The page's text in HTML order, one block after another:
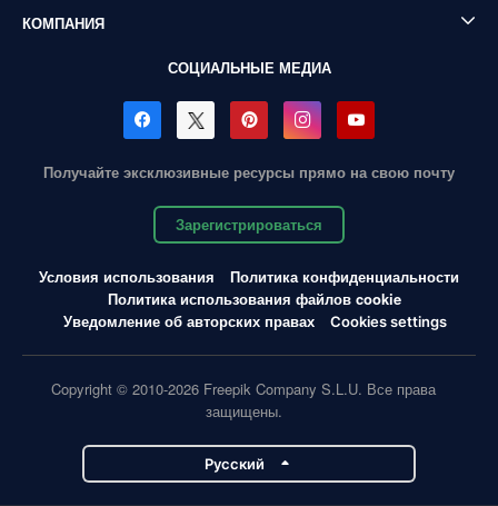
КОМПАНИЯ
СОЦИАЛЬНЫЕ МЕДИА
Получайте эксклюзивные ресурсы прямо на свою почту
Зарегистрироваться
Условия использования
Политика конфиденциальности
Политика использования файлов cookie
Уведомление об авторских правах
Cookies settings
Copyright © 2010-2026 Freepik Company S.L.U. Все права
защищены.
Pусский